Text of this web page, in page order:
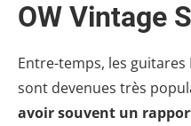
OW Vintage
Entre-temps, les
sont devenues très
avoir souvent un